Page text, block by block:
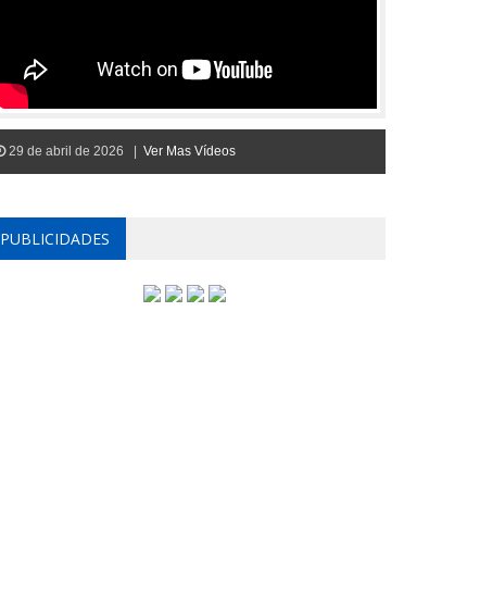
29 de abril de 2026 | Ver Mas Vídeos
PUBLICIDADES